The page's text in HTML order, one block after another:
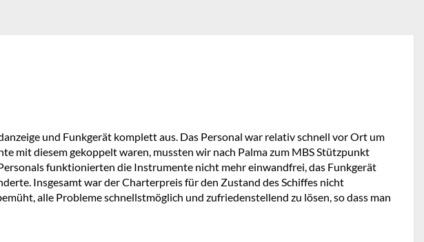
und Funkgerät komplett aus. Das Personal war relativ schnell vor Ort um
mit diesem gekoppelt waren, mussten wir nach Palma zum MBS Stützpunkt
funktionierten die Instrumente nicht mehr einwandfrei, das Funkgerät
Insgesamt war der Charterpreis für den Zustand des Schiffes nicht
alle Probleme schnellstmöglich und zufriedenstellend zu lösen, so dass man